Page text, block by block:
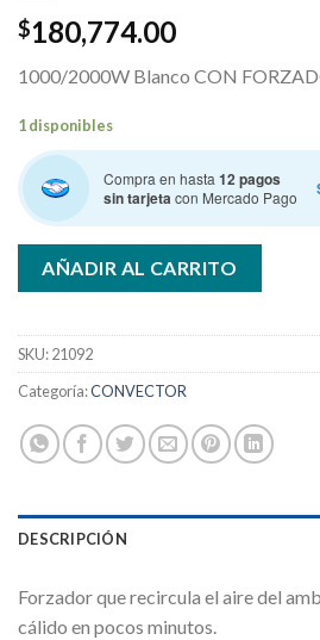
$180,774.00
1000/2000W Blanco CON
1 disponibles
Compra en hasta 12 pagos
sin tarjetacon Mercado Pago
AÑADIR AL CARRITO
SKU:21092
Categoría:CONVECTOR
DESCRIPCIÓN
Forzador que recircula el aire del
cálido en pocos minutos.